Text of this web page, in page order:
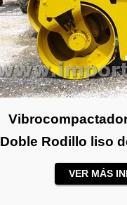
Doble Rodillo liso
VER MÁS